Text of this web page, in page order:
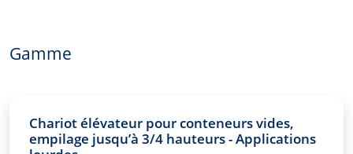
Gamme
Chariot élévateur pour conteneurs vides,
empilage jusqu’à 3/4 hauteurs - Applications